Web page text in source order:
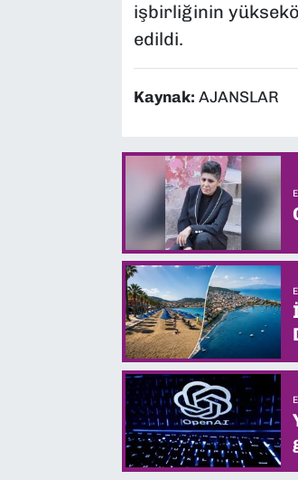
işbirliğinin
edildi.
Kaynak: AJANSLAR